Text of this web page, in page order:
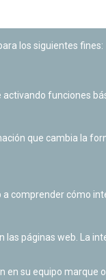
los siguientes fines:
funciones
que cambia la
comprender cómo
páginas web. La
en su equipo